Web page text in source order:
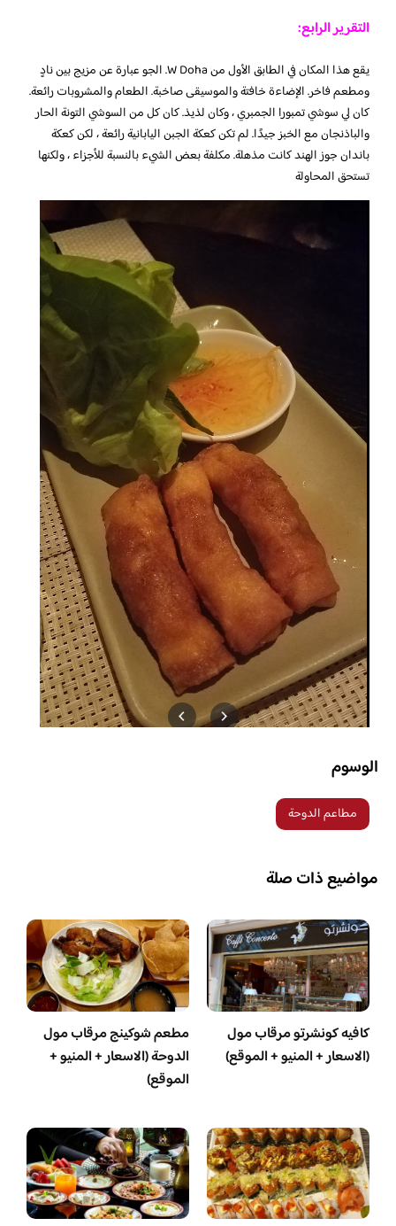
التقرير الرابع:
يقع هذا المكان في الطابق الأول من W Doha. الجو عبارة عن مزيج بين نادٍ
ومطعم فاخر. الإضاءة خافتة والموسيقى صاخبة. الطعام والمشروبات رائعة.
كان لي سوشي تمبورا الجمبري ، وكان لذيذ. كان كل من السوشي التونة الحار
والباذنجان مع الخبز جيدًا. لم تكن كعكة الجبن اليابانية رائعة ، لكن كعكة
باندان جوز الهند كانت مذهلة. مكلفة بعض الشيء بالنسبة للأجزاء ، ولكنها
تستحق المحاولة
الوسوم
مطاعم الدوحة
مواضيع ذات صلة
كافيه كونشرتو مرقاب مول
(الاسعار + المنيو + الموقع)
مطعم شوكينج مرقاب مول
الدوحة (الاسعار + المنيو +
الموقع)